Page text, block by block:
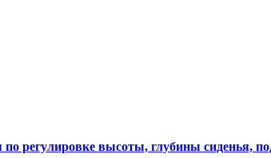
регулировке высоты, глубины сиденья,